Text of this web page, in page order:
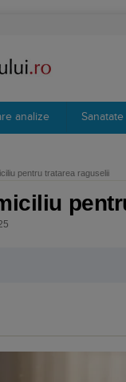
analize Sanatate
pentru tratarea raguselii